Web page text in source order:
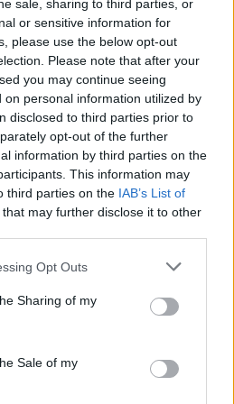
sale, sharing to third parties, or
or sensitive information for
please use the below opt-out
Please note that after your
you may continue seeing
on personal information utilized by
disclosed to third parties prior to
opt-out of the further
information by third parties on the
This information may
third parties on the IAB’s List of
that may further disclose it to other
Opt Outs
Sharing of my
Sale of my
σε 9.75 (+2,1), αφήνοντας
ντε Γκραςσε 10.07 και τρίτο
Μπράουνμε 10.08. Στα 100μ.
ΤζαμαϊκανήΝαταλία Γουάιτ με
της ρεκόρ. Άφησε
με 10.99. ΗΜπρίτανι
εμπόδια σε 12.68 (-0,3).
τα 400μ. σε 45.53 και η
δίσκο με 62,05μ.
Μπρουκ Άντερσενέριξε στη
στα 79,02μ. που είναι η
Τουσόν. Η ΟλλανδήΓιόριντε
σφαίρα με 18,45μ. και στο
με 11.10 (+1,1), όσο και στα
βοήθησε την ομάδα του